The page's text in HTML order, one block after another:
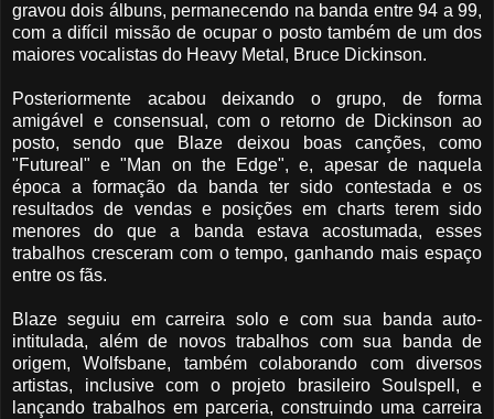
gravou dois álbuns, permanecendo na banda entre 94 a 99,
com a difícil missão de ocupar o posto também de um dos
maiores vocalistas do Heavy Metal, Bruce Dickinson.
Posteriormente acabou deixando o grupo, de forma
amigável e consensual, com o retorno de Dickinson ao
posto, sendo que Blaze deixou boas canções, como
"Futureal" e "Man on the Edge", e, apesar de naquela
época a formação da banda ter sido contestada e os
resultados de vendas e posições em charts terem sido
menores do que a banda estava acostumada, esses
trabalhos cresceram com o tempo, ganhando mais espaço
entre os fãs.
Blaze seguiu em carreira solo e com sua banda auto-
intitulada, além de novos trabalhos com sua banda de
origem, Wolfsbane, também colaborando com diversos
artistas, inclusive com o projeto brasileiro Soulspell, e
lançando trabalhos em parceria, construindo uma carreira